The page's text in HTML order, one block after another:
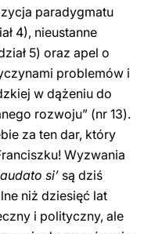
paradygmatu
4), nieustanne
5) oraz apel o
problemów i
w dążeniu do
rozwoju” (nr 13).
za ten dar, który
Wyzwania
si’ są dziś
niż dziesięć lat
i polityczny, ale